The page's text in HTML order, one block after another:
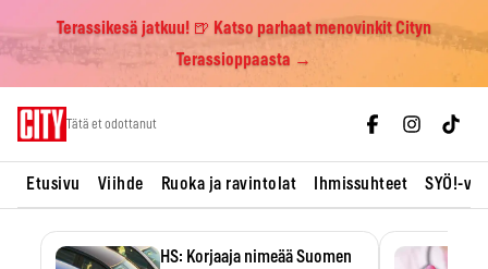
Terassikesä jatkuu! 🍺 Katso parhaat menovinkit Cityn
Terassioppaasta →
Tätä et odottanut
Etusivu Viihde Ruoka ja ravintolat Ihmissuhteet SYÖ!-
HS: Korjaaja nimeää Suomen